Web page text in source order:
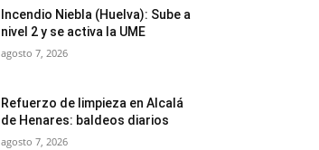
Incendio Niebla (Huelva): Sube a
nivel 2 y se activa la UME
agosto 7, 2026
Refuerzo de limpieza en Alcalá
de Henares: baldeos diarios
agosto 7, 2026